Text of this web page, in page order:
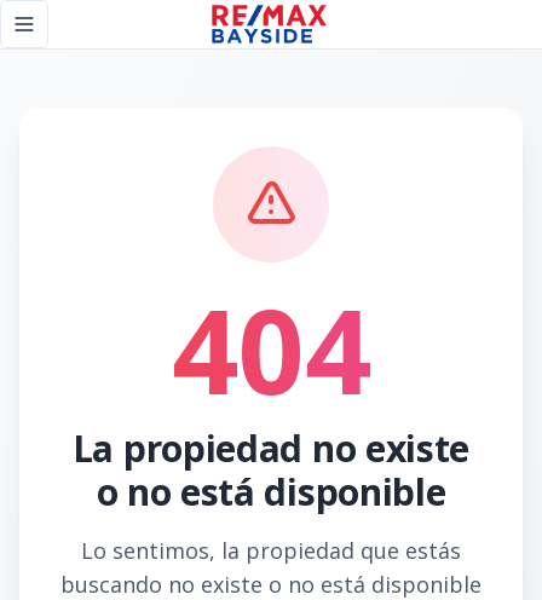
Toggle navigation menu
404
La propiedad no existe
o no está disponible
Lo sentimos, la propiedad que estás
buscando no existe o no está disponible
Página no encontrada - RE/MAX Bayside